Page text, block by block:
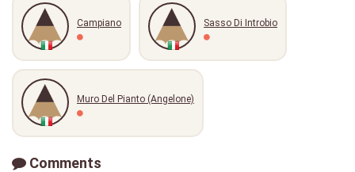
Campiano Sasso Di Introbio
Muro Del Pianto (Angelone)
Comments